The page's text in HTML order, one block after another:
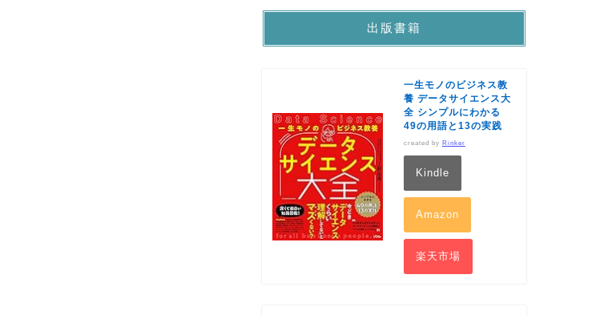
出版書籍
一生モノのビジネス教
養 データサイエンス大
全 シンプルにわかる
49の用語と13の実践
created by Rinker
Kindle
Amazon
楽天市場